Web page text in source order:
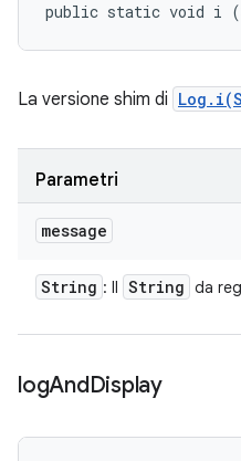
public static void i
La versione shim di
Parametri
message
String : Il String da
logAndDisplay